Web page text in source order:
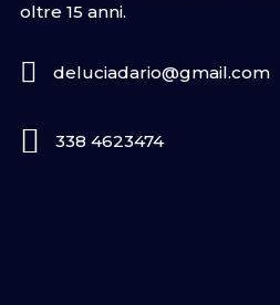
oltre 15 anni.
deluciadario@gmail.com
338 4623474